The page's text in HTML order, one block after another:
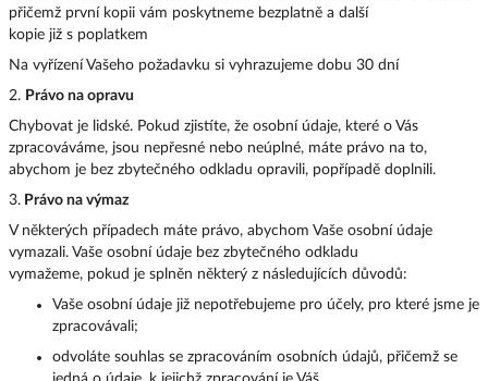
přičemž první kopii vám poskytneme bezplatně a další
kopie již s poplatkem
Na vyřízení Vašeho požadavku si vyhrazujeme dobu 30 dní
2. Právo na opravu
Chybovat je lidské. Pokud zjistíte, že osobní údaje, které o Vás
zpracováváme, jsou nepřesné nebo neúplné, máte právo na to,
abychom je bez zbytečného odkladu opravili, popřípadě doplnili.
3. Právo na výmaz
V některých případech máte právo, abychom Vaše osobní údaje
vymazali. Vaše osobní údaje bez zbytečného odkladu
vymažeme, pokud je splněn některý z následujících důvodů:
Vaše osobní údaje již nepotřebujeme pro účely, pro které jsme je
zpracovávali;
odvoláte souhlas se zpracováním osobních údajů, přičemž se